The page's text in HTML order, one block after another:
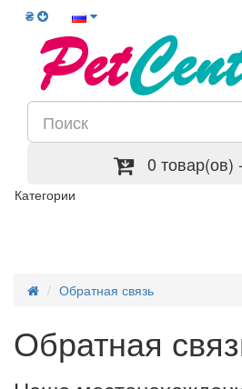
₴
0 товар(ов)
Категории
Обратная связь
Обратная